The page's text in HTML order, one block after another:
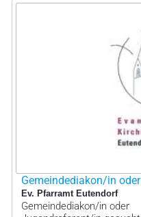
Gemeindediakon/in
Ev. Pfarramt Eutendorf
Gemeindediakon/in oder